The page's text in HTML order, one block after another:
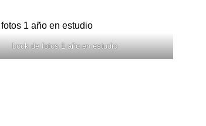
book de fotos 1 año en estudio